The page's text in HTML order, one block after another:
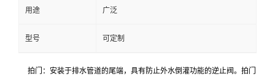
用途 广泛
型号 可定制
拍门：安装于排水管道的尾端，具有防止外水倒灌功能的逆止阀。拍门